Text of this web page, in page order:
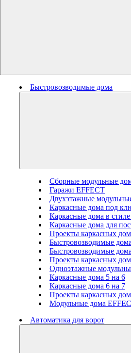
Быстровозводимые дома
Сборные модульные
Гаражи EFFECT
Двухэтажные
Каркасные дома под
Каркасные дома в
Каркасные дома для
Проекты каркасных
Быстровозводимые
Быстровозводимые
Проекты каркасных
Одноэтажные
Каркасные дома 5 на 6
Каркасные дома 6 на 7
Проекты каркасных
Модульные дома
Автоматика для ворот